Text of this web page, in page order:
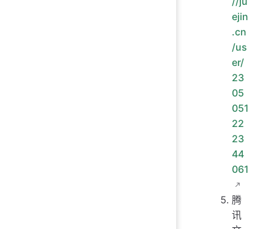
ejin
.cn
/us
er/
23
05
051
22
23
44
061
腾
讯